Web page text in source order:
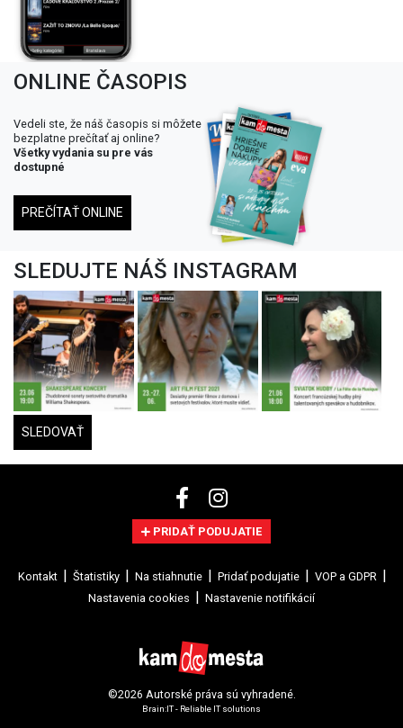
ONLINE ČASOPIS
Vedeli ste, že náš časopis si môžete
bezplatne prečítať aj online?
Všetky vydania su pre vás
dostupné
PREČÍTAŤ ONLINE
SLEDUJTE NÁŠ INSTAGRAM
SLEDOVAŤ
PRIDAŤ PODUJATIE
Kontakt Štatistiky Na stiahnutie Pridať podujatie
VOP a GDPR
Nastavenia cookies
Nastavenie notifikácií
©2026 Autorské práva sú vyhradené.
Brain:IT - Reliable IT solutions